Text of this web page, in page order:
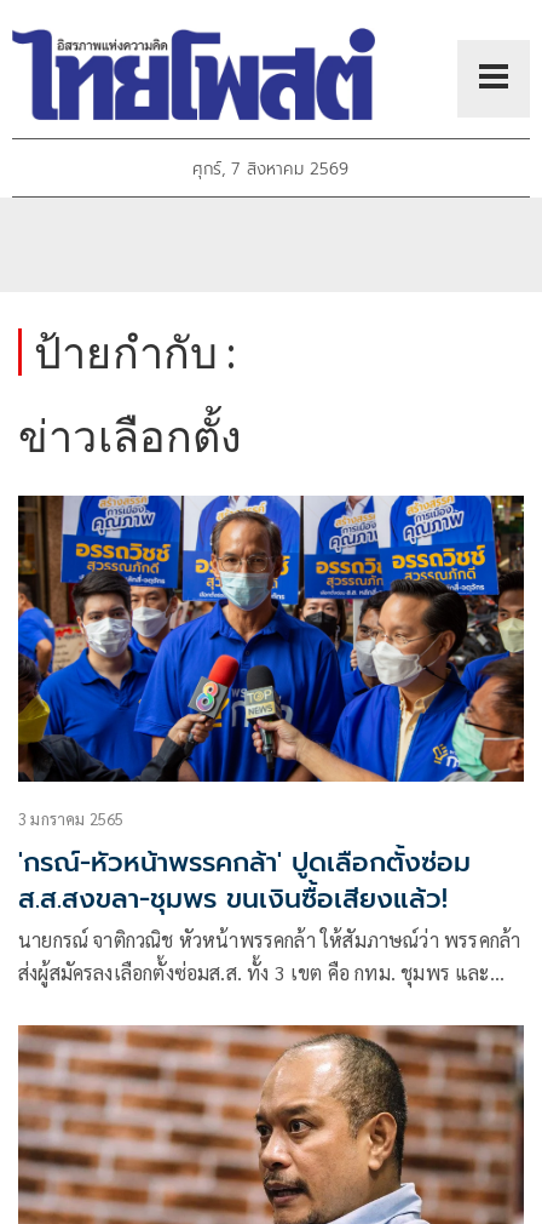
ศุกร์, 7 สิงหาคม 2569
ป้ายกำกับ :
ข่าวเลือกตั้ง
3 มกราคม 2565
'กรณ์-หัวหน้าพรรคกล้า' ปูดเลือกตั้งซ่อม
ส.ส.สงขลา-ชุมพร ขนเงินซื้อเสียงแล้ว!
นายกรณ์ จาติกวณิช หัวหน้าพรรคกล้า ให้สัมภาษณ์ว่า พรรคกล้า
ส่งผู้สมัครลงเลือกตั้งซ่อมส.ส. ทั้ง 3 เขต คือ กทม. ชุมพร และ